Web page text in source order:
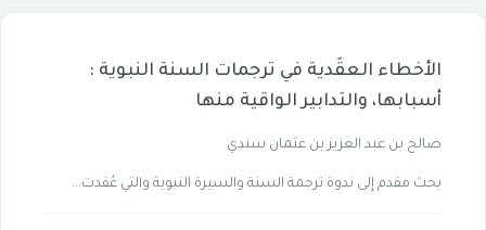
الأخطاء العقَدية في ترجمات السنة النبوية :
أسبابها، والتدابير الواقية منها
صالح بن عبد العزيز بن عثمان سندي
بحث مقدم إلى ندوة ترجمة السنة والسيرة النبوية والتي عُقدت...